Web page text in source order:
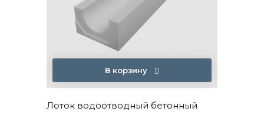
В корзину
Лоток водоотводный бетонный